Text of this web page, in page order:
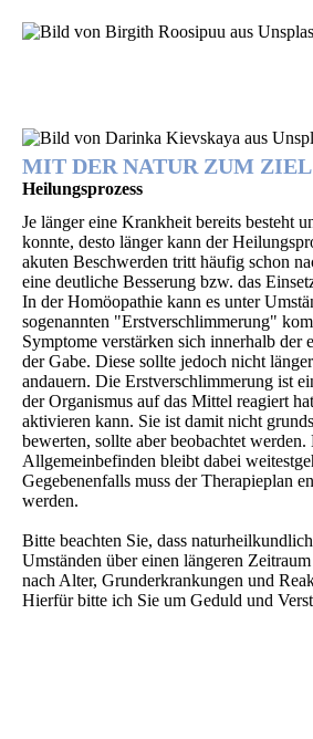
MIT DER NATUR ZUM ZIEL
Heilungsprozess
Je länger eine Krankheit bereits besteht
konnte, desto länger kann der
akuten Beschwerden tritt häufig schon
eine deutliche Besserung bzw. das
In der Homöopathie kann es unter
sogenannten "Erstverschlimmerung"
Symptome verstärken sich innerhalb der
der Gabe. Diese sollte jedoch nicht
andauern. Die Erstverschlimmerung ist
der Organismus auf das Mittel reagiert
aktivieren kann. Sie ist damit nicht
bewerten, sollte aber beobachtet werden.
Allgemeinbefinden bleibt dabei
Gegebenenfalls muss der Therapieplan
werden.
Bitte beachten Sie, dass
Umständen über einen längeren
nach Alter, Grunderkrankungen und
Hierfür bitte ich Sie um Geduld und